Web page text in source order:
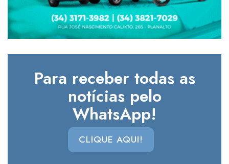
Para receber todas as
notícias pelo
WhatsApp!
CLIQUE AQUI!